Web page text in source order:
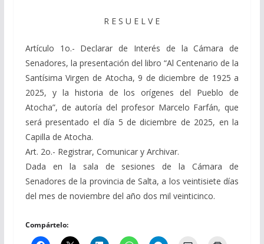
R E S U E L V E
Artículo 1o.- Declarar de Interés de la Cámara de
Senadores, la presentación del libro “Al Centenario de la
Santísima Virgen de Atocha, 9 de diciembre de 1925 a
2025, y la historia de los orígenes del Pueblo de
Atocha”, de autoría del profesor Marcelo Farfán, que
será presentado el día 5 de diciembre de 2025, en la
Capilla de Atocha.
Art. 2o.- Registrar, Comunicar y Archivar.
Dada en la sala de sesiones de la Cámara de
Senadores de la provincia de Salta, a los veintisiete días
del mes de noviembre del año dos mil veinticinco.
Compártelo: